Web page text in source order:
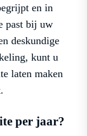
en in
past bij uw
deskundige
kunt u
laten maken
per jaar?